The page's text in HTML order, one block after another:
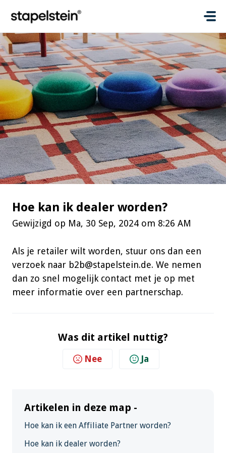
Hoe kan ik dealer worden?
Gewijzigd op Ma, 30 Sep, 2024 om 8:26 AM
Als je retailer wilt worden, stuur ons dan een
verzoek naar b2b@stapelstein.de. We nemen
dan zo snel mogelijk contact met je op met
meer informatie over een partnerschap.
Was dit artikel nuttig?
Nee Ja
Artikelen in deze map -
Hoe kan ik een Affiliate Partner worden?
Hoe kan ik dealer worden?